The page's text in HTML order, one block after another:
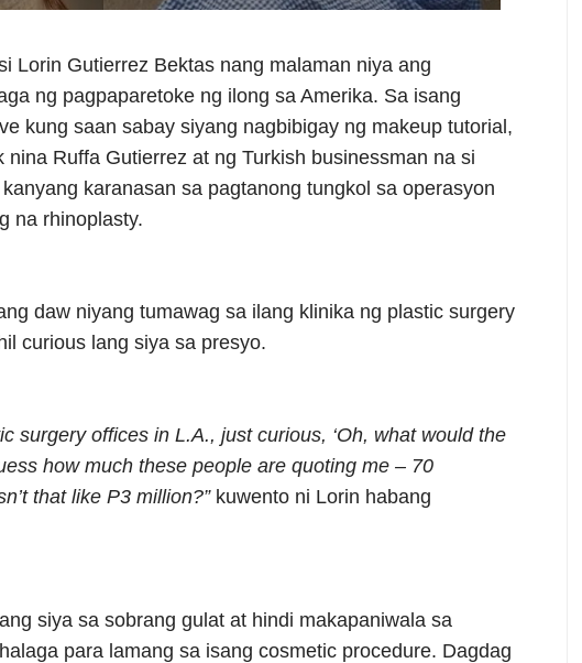
Lorin Gutierrez Bektas nang malaman niya ang
ng pagpaparetoke ng ilong sa Amerika. Sa isang
kung saan sabay siyang nagbibigay ng makeup tutorial,
nina Ruffa Gutierrez at ng Turkish businessman na si
karanasan sa pagtanong tungkol sa operasyon
na rhinoplasty.
daw niyang tumawag sa ilang klinika ng plastic surgery
curious lang siya sa presyo.
surgery offices in L.A., just curious, ‘Oh, what would the
how much these people are quoting me – 70
that like P3 million?”kuwento ni Lorin habang
siya sa sobrang gulat at hindi makapaniwala sa
para lamang sa isang cosmetic procedure. Dagdag